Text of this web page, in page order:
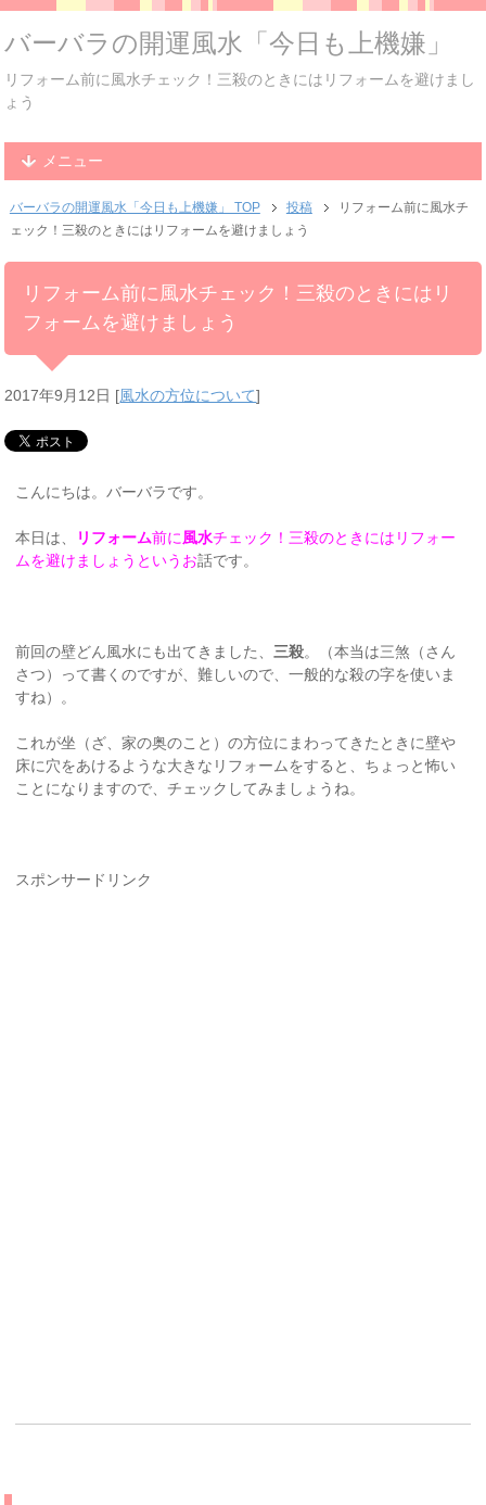
バーバラの開運風水「今日も上機嫌」
リフォーム前に風水チェック！三殺のときにはリフォームを避けまし
ょう
メニュー
バーバラの開運風水「今日も上機嫌」 TOP 投稿
リフォーム前に風水チ
ェック！三殺のときにはリフォームを避けましょう
リフォーム前に風水チェック！三殺のときにはリ
フォームを避けましょう
2017年9月12日 [風水の方位について]
こんにちは。バーバラです。
本日は、 リフォーム前に風水チェック！三殺のときにはリフォー
ムを避けましょうというお話です。
前回の壁どん風水にも出てきました、三殺。（本当は三煞（さん
さつ）って書くのですが、難しいので、一般的な殺の字を使いま
すね）。
これが坐（ざ、家の奥のこと）の方位にまわってきたときに壁や
床に穴をあけるような大きなリフォームをすると、ちょっと怖い
ことになりますので、チェックしてみましょうね。
スポンサードリンク